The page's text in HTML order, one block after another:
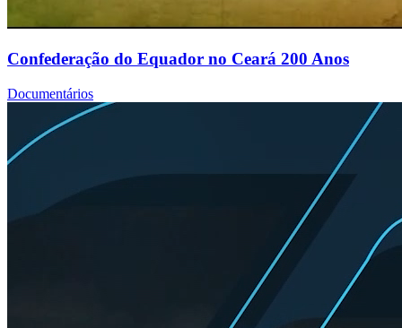
Confederação do Equador no Ceará 200 Anos
Documentários